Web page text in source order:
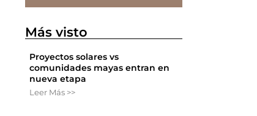
Más visto
Proyectos solares vs
comunidades mayas entran en
nueva etapa
Leer Más >>